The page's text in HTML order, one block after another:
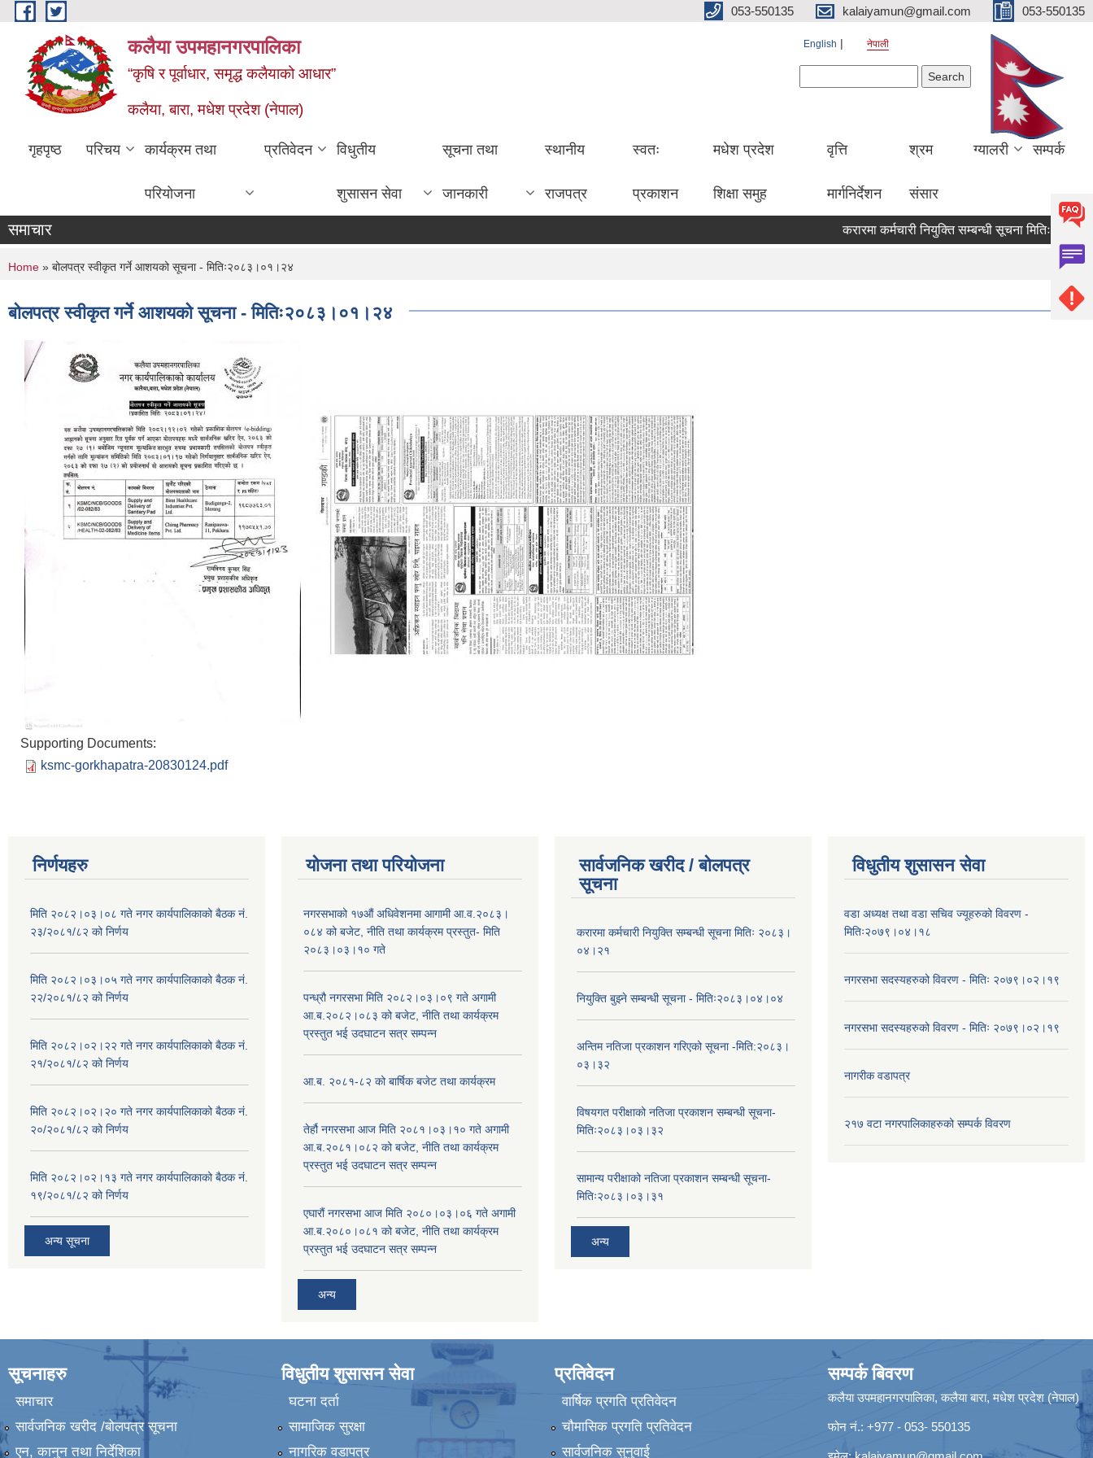
Skip to main content 053-550135 kalaiyamun@gmail.com 053-550135
कलैया उपमहानगरपालिका
“कृषि र पूर्वाधार, समृद्ध कलैयाको आधार”
कलैया, बारा, मधेश प्रदेश (नेपाल)
English नेपाली
गृहपृष्ठ परिचय कार्यक्रम तथा
परियोजना
प्रतिवेदन विधुतीय
शुसासन सेवा
सूचना तथा
जानकारी
स्थानीय
राजपत्र
स्वतः
प्रकाशन
मधेश प्रदेश
शिक्षा समुह
वृत्ति
मार्गनिर्देशन
श्रम
संसार
ग्यालरी सम्पर्क
समाचार करारमा कर्मचारी नियुक्ति सम्बन्धी सूचना मितिः
You are here
Home » बोलपत्र स्वीकृत गर्ने आशयको सूचना - मितिः२०८३।०१।२४
बोलपत्र स्वीकृत गर्ने आशयको सूचना - मितिः२०८३।०१।२४
Supporting Documents:
ksmc-gorkhapatra-20830124.pdf
निर्णयहरु
मिति २०८२।०३।०८ गते नगर कार्यपालिकाको बैठक नं.
२३/२०८१/८२ को निर्णय
मिति २०८२।०३।०५ गते नगर कार्यपालिकाको बैठक नं.
२२/२०८१/८२ को निर्णय
मिति २०८२।०२।२२ गते नगर कार्यपालिकाको बैठक नं.
२१/२०८१/८२ को निर्णय
मिति २०८२।०२।२० गते नगर कार्यपालिकाको बैठक नं.
२०/२०८१/८२ को निर्णय
मिति २०८२।०२।१३ गते नगर कार्यपालिकाको बैठक नं.
१९/२०८१/८२ को निर्णय
अन्य सूचना
योजना तथा परियोजना
नगरसभाको १७औं अधिवेशनमा आगामी आ.व.२०८३।
०८४ को बजेट, नीति तथा कार्यक्रम प्रस्तुत- मिति
२०८३।०३।१० गते
पन्ध्रौ नगरसभा मिति २०८२।०३।०९ गते अगामी
आ.ब.२०८२।०८३ को बजेट, नीति तथा कार्यक्रम
प्रस्तुत भई उदघाटन सत्र सम्पन्न
आ.ब. २०८१-८२ को बार्षिक बजेट तथा कार्यक्रम
तेर्हौ नगरसभा आज मिति २०८१।०३।१० गते अगामी
आ.ब.२०८१।०८२ को बजेट, नीति तथा कार्यक्रम
प्रस्तुत भई उदघाटन सत्र सम्पन्न
एघारौं नगरसभा आज मिति २०८०।०३।०६ गते अगामी
आ.ब.२०८०।०८१ को बजेट, नीति तथा कार्यक्रम
प्रस्तुत भई उदघाटन सत्र सम्पन्न
अन्य
सार्वजनिक खरीद / बोलपत्र
सूचना
करारमा कर्मचारी नियुक्ति सम्बन्धी सूचना मितिः २०८३।
०४।२१
नियुक्ति बुझ्ने सम्बन्धी सूचना - मितिः२०८३।०४।०४
अन्तिम नतिजा प्रकाशन गरिएको सूचना -मिति:२०८३।
०३।३२
विषयगत परीक्षाको नतिजा प्रकाशन सम्बन्धी सूचना-
मितिः२०८३।०३।३२
सामान्य परीक्षाको नतिजा प्रकाशन सम्बन्धी सूचना-
मितिः२०८३।०३।३१
अन्य
विधुतीय शुसासन सेवा
वडा अध्यक्ष तथा वडा सचिव ज्यूहरुको विवरण -
मितिः२०७९।०४।१८
नगरसभा सदस्यहरुको विवरण - मितिः २०७९।०२।१९
नगरसभा सदस्यहरुको विवरण - मितिः २०७९।०२।१९
नागरीक वडापत्र
२१७ वटा नगरपालिकाहरुको सम्पर्क विवरण
सूचनाहरु
समाचार
सार्वजनिक खरीद /बोलपत्र सूचना
एन, कानुन तथा निर्देशिका
विधुतीय शुसासन सेवा
घटना दर्ता
सामाजिक सुरक्षा
नागरिक वडापत्र
प्रतिवेदन
वार्षिक प्रगति प्रतिवेदन
चौमासिक प्रगति प्रतिवेदन
सार्वजनिक सुनुवाई
सम्पर्क बिवरण
कलैया उपमहानगरपालिका, कलैया बारा, मधेश प्रदेश (नेपाल)
फोन नं.: +977 - 053- 550135